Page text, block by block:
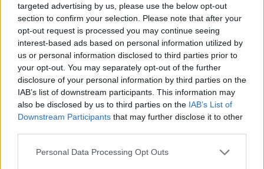
targeted advertising by us, please use the below opt-out
section to confirm your selection. Please note that after your
opt-out request is processed you may continue seeing
interest-based ads based on personal information utilized by
us or personal information disclosed to third parties prior to
your opt-out. You may separately opt-out of the further
disclosure of your personal information by third parties on the
IAB’s list of downstream participants. This information may
also be disclosed by us to third parties on the IAB’s List of
Downstream Participants that may further disclose it to other
Personal Data Processing Opt Outs
Ich hatte starke Schmerzen in der Schulter und konnte
seit Wochen nicht mehr schlafen, oder Bewegungen
durchführen. Mein Hausarzt hat mir dann dieses
Medikament verschrieben. Nachdem ich die
Nebenwirkungen gelesen habe, habe ich noch einen
Orthopäden zu Rate gezogen, aber auch dieser meinte es
sei wirksam und da ich noch sehr jung bin, sollte es keine
Probleme geben. Und t... Lesen Sie mehr
ihre erfahrung 0 Kommentare